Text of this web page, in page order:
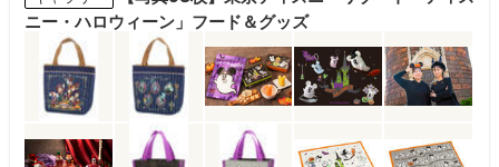
ニー・ハロウィーン」フード＆グッズ